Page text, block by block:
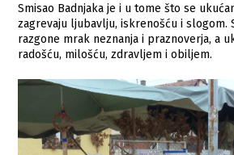
Smisao Badnjaka je i u tome što se
zagrevaju ljubavlju, iskrenošću i slogom.
razgone mrak neznanja i praznoverja, a
radošću, milošću, zdravljem i obiljem.